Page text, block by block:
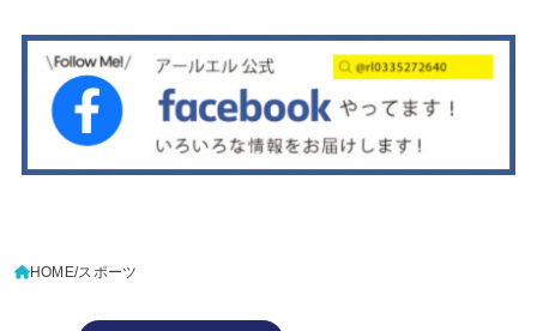
HOME スポーツ